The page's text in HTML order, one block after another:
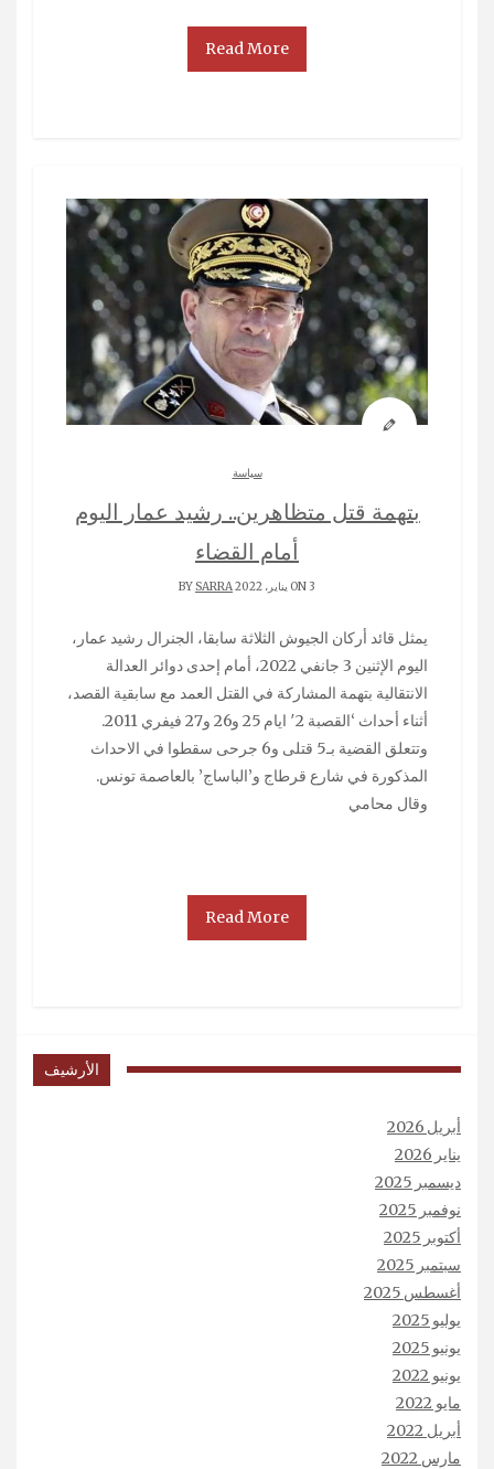
Read More
سياسة
بتهمة قتل متظاهرين.. رشيد عمار اليوم
أمام القضاء
ON 3 يناير، 2022 BY SARRA
يمثل قائد أركان الجيوش الثلاثة سابقا، الجنرال رشيد عمار،
اليوم الإثنين 3 جانفي 2022، أمام إحدى دوائر العدالة
الانتقالية بتهمة المشاركة في القتل العمد مع سابقية القصد،
أثناء أحداث ‘القصبة 2′ ايام 25 و26 و27 فيفري 2011.
وتتعلق القضية بـ5 قتلى و6 جرحى سقطوا في الاحداث
المذكورة في شارع قرطاج و’الباساج’ بالعاصمة تونس.
وقال محامي
Read More
الأرشيف
أبريل 2026
يناير 2026
ديسمبر 2025
نوفمبر 2025
أكتوبر 2025
سبتمبر 2025
أغسطس 2025
يوليو 2025
يونيو 2025
يونيو 2022
مايو 2022
أبريل 2022
مارس 2022